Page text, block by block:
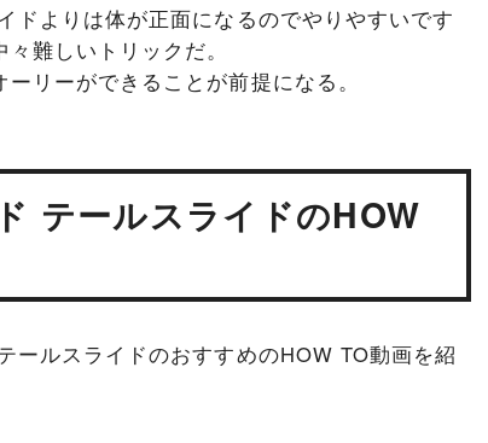
ド よりは体が正面になるのでやりやすいです
難しいトリックだ。
リーができることが前提になる。
テールスライドのHOW
ールスライドのおすすめのHOW TO動画を紹